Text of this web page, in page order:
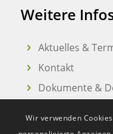
Weitere
Aktuelles &
Kontakt
Dokumente &
Wir verwenden